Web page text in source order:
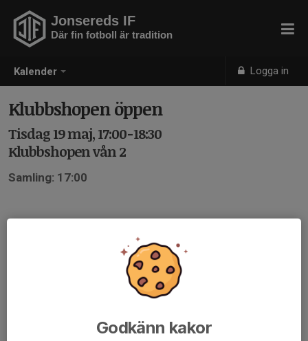
Kalender Logga in
Jonsereds IF
Där fin fotboll är tradition
Klubbshopen öppen
Tisdag 19 maj, 17:00-18:30
Klubbshopen vån 2
Samling: 17:00
Godkänn kakor